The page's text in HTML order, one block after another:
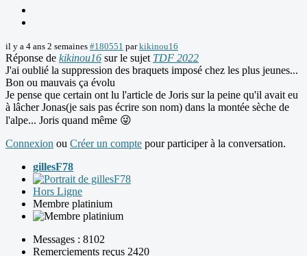
il y a 4 ans 2 semaines #180551 parkikinou16
Réponse de kikinou16 sur le sujet TDF 2022
J'ai oublié la suppression des braquets imposé chez les plus jeunes...
Bon ou mauvais ça évolu
Je pense que certain ont lu l'article de Joris sur la peine qu'il avait eu
à lâcher Jonas(je sais pas écrire son nom) dans la montée sèche de
l'alpe... Joris quand même 😜
Connexion ou Créer un compte pour participer à la conversation.
gillesF78
Hors Ligne
Membre platinium
Messages : 8102
Remerciements reçus 2420